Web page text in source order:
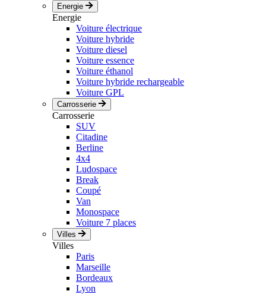
Energie
Energie
Voiture électrique
Voiture hybride
Voiture diesel
Voiture essence
Voiture éthanol
Voiture hybride rechargeable
Voiture GPL
Carrosserie
Carrosserie
SUV
Citadine
Berline
4x4
Ludospace
Break
Coupé
Van
Monospace
Voiture 7 places
Villes
Villes
Paris
Marseille
Bordeaux
Lyon